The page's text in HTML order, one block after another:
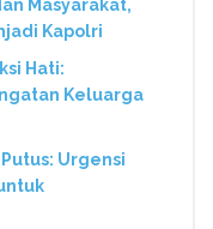
Masyarakat,
Kapolri
Hati:
Keluarga
Urgensi